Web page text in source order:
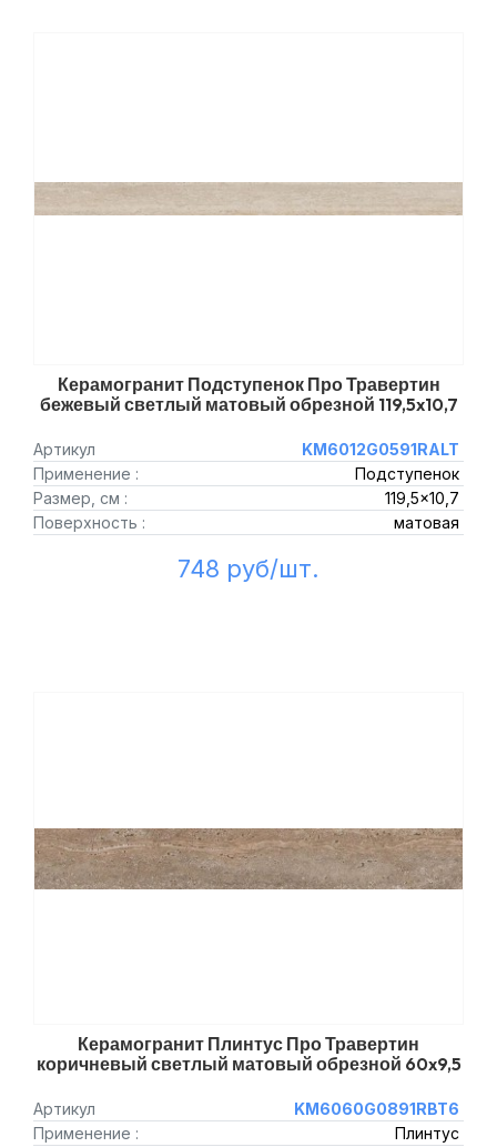
Керамогранит Подступенок Про Травертин
бежевый светлый матовый обрезной 119,5x10,7
Артикул
KM6012G0591RALT
Применение :
Подступенок
Размер, см :
119,5x10,7
Поверхность :
матовая
748 руб/шт.
Керамогранит Плинтус Про Травертин
коричневый светлый матовый обрезной 60x9,5
Артикул
KM6060G0891RBT6
Применение :
Плинтус